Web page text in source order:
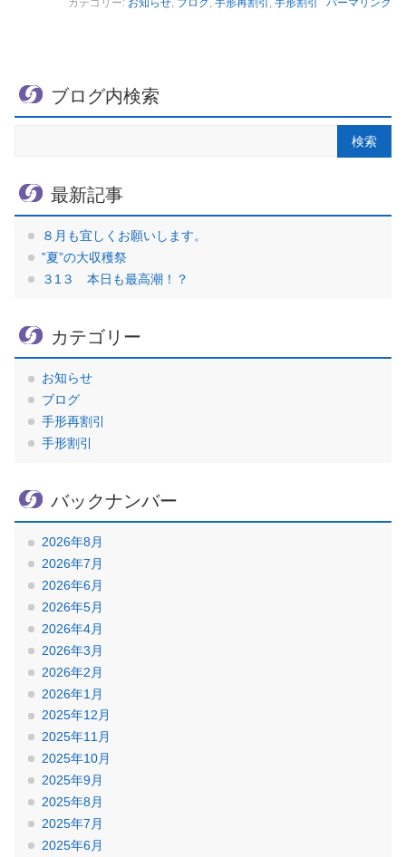
カテゴリー: お知らせ, ブログ, 手形再割引 , 手形割引 パーマリンク
ブログ内検索
最新記事
８月も宜しくお願いします。
‟夏”の大収穫祭
３1３ 本日も最高潮！？
カテゴリー
お知らせ
ブログ
手形再割引
手形割引
バックナンバー
2026年8月
2026年7月
2026年6月
2026年5月
2026年4月
2026年3月
2026年2月
2026年1月
2025年12月
2025年11月
2025年10月
2025年9月
2025年8月
2025年7月
2025年6月